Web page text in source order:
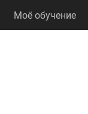
Моё обучение